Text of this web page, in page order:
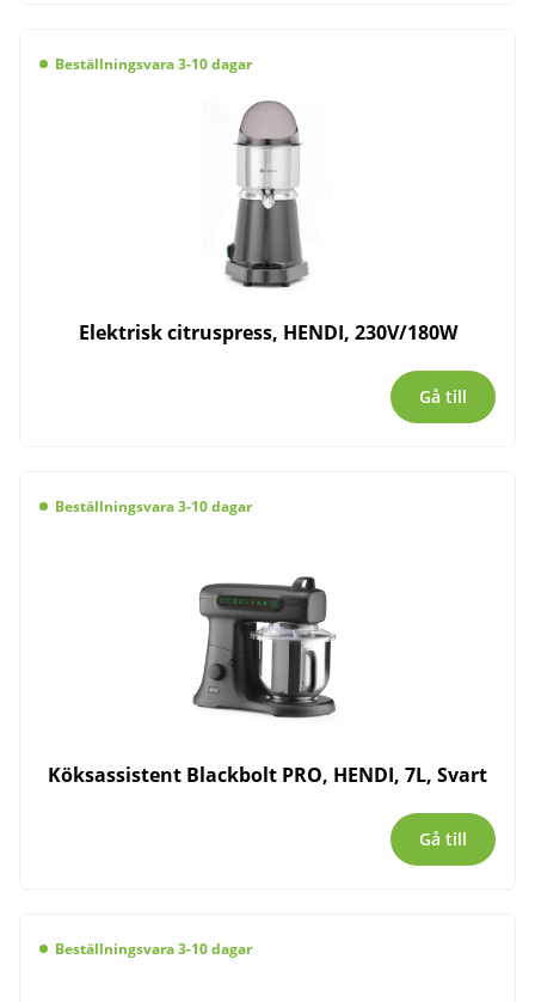
Beställningsvara 3-10 dagar
Elektrisk citruspress, HENDI, 230V/180W
Gå till
Beställningsvara 3-10 dagar
Köksassistent Blackbolt PRO, HENDI, 7L, Svart
Gå till
Beställningsvara 3-10 dagar